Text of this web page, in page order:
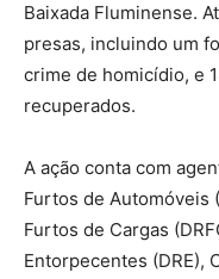
Baixada Fluminense.
presas, incluindo um
crime de homicídio, e
recuperados.
A ação conta com
Furtos de Automóveis
Furtos de Cargas
Entorpecentes (DRE),